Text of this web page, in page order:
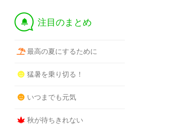
† 注目のまとめ
最高の夏にするために
猛暑を乗り切る！
いつまでも元気
秋が待ちきれない